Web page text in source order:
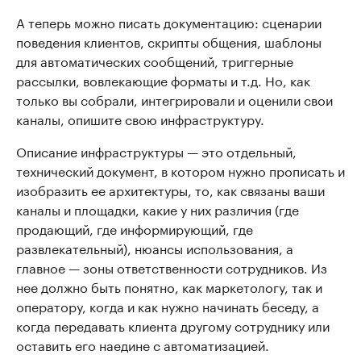
А теперь можно писать документацию: сценарии
поведения клиентов, скрипты общения, шаблоны
для автоматических сообщений, триггерные
рассылки, вовлекающие форматы и т.д. Но, как
только вы собрали, интегрировали и оценили свои
каналы, опишите свою инфраструктуру.
Описание инфраструктуры — это отдельный,
технический документ, в котором нужно прописать и
изобразить ее архитектуры, то, как связаны ваши
каналы и площадки, какие у них различия (где
продающий, где информирующий, где
развлекательный), нюансы использования, а
главное — зоны ответственности сотрудников. Из
нее должно быть понятно, как маркетологу, так и
оператору, когда и как нужно начинать беседу, а
когда передавать клиента другому сотруднику или
оставить его наедине с автоматизацией.